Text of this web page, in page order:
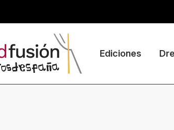
Ediciones